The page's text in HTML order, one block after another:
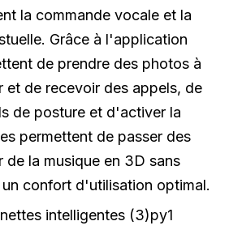
la commande vocale et la
Grâce à l'application
de prendre des photos à
et de recevoir des appels, de
de posture et d'activer la
permettent de passer des
la musique en 3D sans
confort d'utilisation optimal.